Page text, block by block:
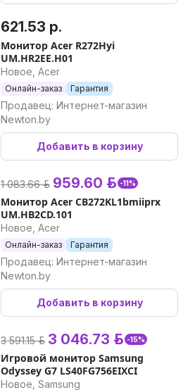
621.53 р.
Монитор Acer R272Hyi
UM.HR2EE.H01
Новое, Acer
Онлайн-заказ Гарантия
Продавец: Интернет-магазин
Newton.by
Добавить в корзину
1 083.66 р. 959.60 р. -11%
Монитор Acer CB272KL1bmiiprx
UM.HB2CD.101
Новое, Acer
Онлайн-заказ Гарантия
Продавец: Интернет-магазин
Newton.by
Добавить в корзину
3 591.15 р. 3 046.73 р. -15%
Игровой монитор Samsung
Odyssey G7 LS40FG756EIXCI
Новое, Samsung